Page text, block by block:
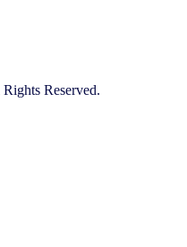
Reserved.